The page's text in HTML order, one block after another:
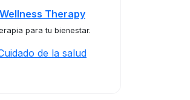
Wellness Therapy
para tu bienestar.
de la salud